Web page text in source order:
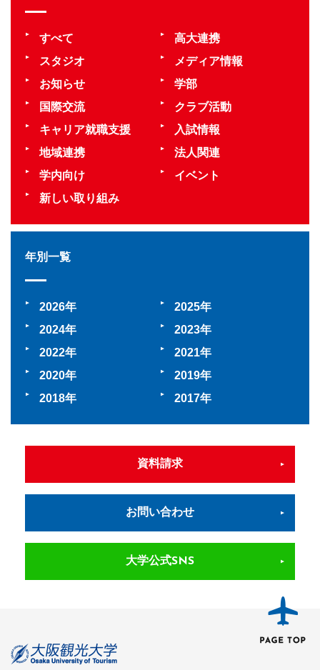
すべて
高大連携
スタジオ
メディア情報
お知らせ
学部
国際交流
クラブ活動
キャリア就職支援
入試情報
地域連携
法人関連
学内向け
イベント
新しい取り組み
年別一覧
2026
2025
2024
2023
2022
2021
2020
2019
2018
2017
資料請求
お問い合わせ
大学公式SNS